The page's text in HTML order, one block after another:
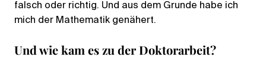
falsch oder richtig. Und aus dem Grunde habe ich
mich der Mathematik genähert.
Und wie kam es zu der Doktorarbeit?